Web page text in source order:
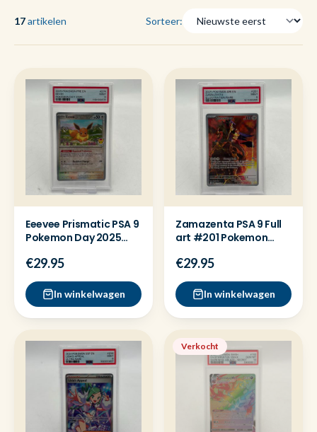
17artikelen Sorteer:
Eeevee Prismatic PSA 9
Pokemon Day 2025
€29.95
In winkelwagen
Zamazenta PSA 9 Full
art #201 Pokemon
€29.95
In winkelwagen
Verkocht